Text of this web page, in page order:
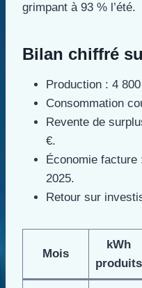
grimpant à 93 % l’été.
Bilan chiffré
Production : 4
Consommation
Revente de
€.
Économie facture
2025.
Retour sur
Mois
kWh
produits